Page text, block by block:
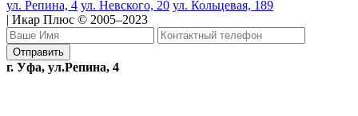
ул. Репина, 4 ул. Невского, 20 ул. Кольцевая, 189
| Икар Плюс © 2005–2023
г. Уфа, ул.Репина, 4